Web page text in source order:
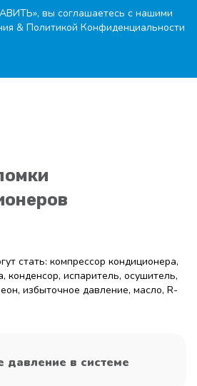
вы соглашаетесь с нашими
& Политикой Конфиденциальности
стать: компрессор кондиционера,
конденсор, испаритель, осушитель,
избыточное давление, масло, R-
давление в системе